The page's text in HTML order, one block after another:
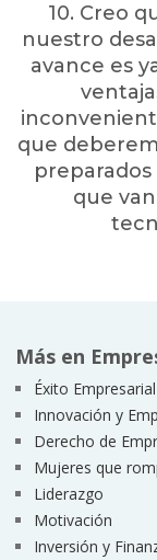
10. Creo
nuestro
avance es
que
que
Más en
Éxito Empresarial
Innovación y
Derecho de
Mujeres que
Liderazgo
Motivación
Inversión y